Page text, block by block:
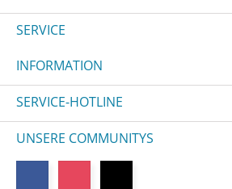
SERVICE
INFORMATION
SERVICE-HOTLINE
UNSERE COMMUNITYS